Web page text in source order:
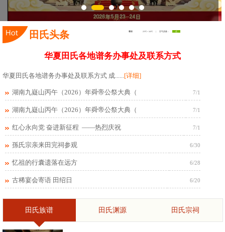
田氏头条
华夏田氏各地谱务办事处及联系方式
华夏田氏各地谱务办事处及联系方式 成......[详细]
湖南九嶷山丙午（2026）年舜帝公祭大典（ 7/1
湖南九嶷山丙午（2026）年舜帝公祭大典（ 7/1
红心永向党 奋进新征程 ——热烈庆祝 7/1
孫氏宗亲来田完祠参观 6/30
忆祖的行囊遗落在远方 6/28
古稀宴会寄语 田绍日 6/20
田氏族谱 田氏渊源 田氏宗祠